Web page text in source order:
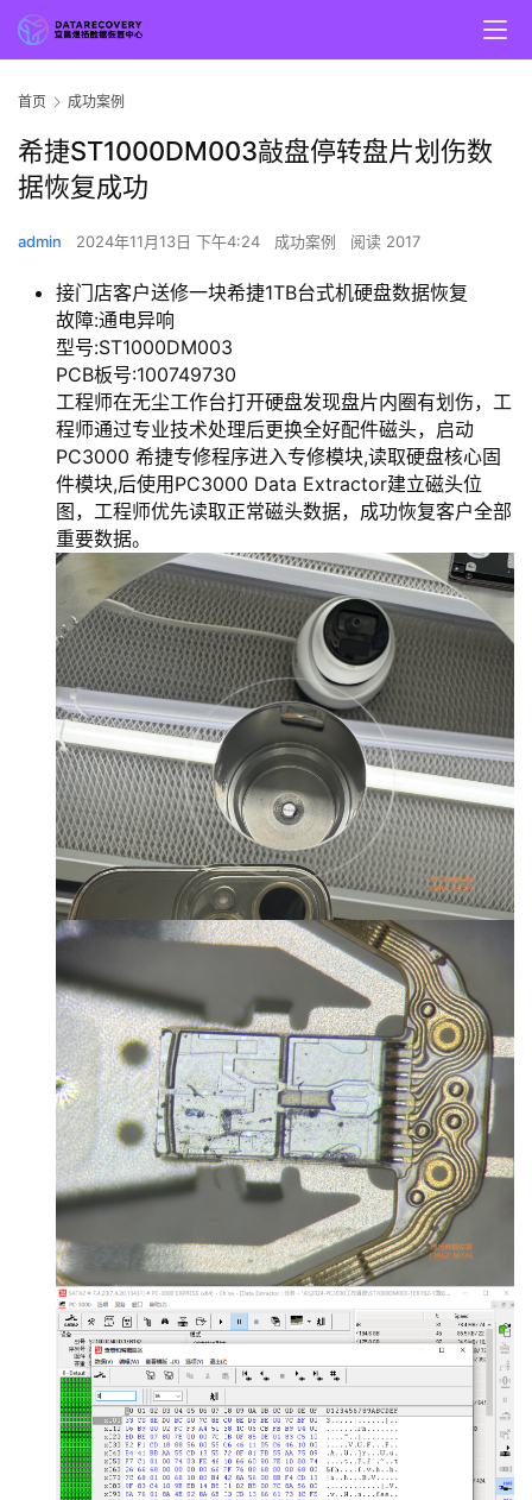
首页 成功案例
希捷ST1000DM003敲盘停转盘片划伤数
据恢复成功
admin 2024年11月13日 下午4:24 成功案例 阅读 2017
接门店客户送修一块希捷1TB台式机硬盘数据恢复
故障:通电异响
型号:ST1000DM003
PCB板号:100749730
工程师在无尘工作台打开硬盘发现盘片内圈有划伤，工
程师通过专业技术处理后更换全好配件磁头，启动
PC3000 希捷专修程序进入专修模块,读取硬盘核心固
件模块,后使用PC3000 Data Extractor建立磁头位
图，工程师优先读取正常磁头数据，成功恢复客户全部
重要数据。